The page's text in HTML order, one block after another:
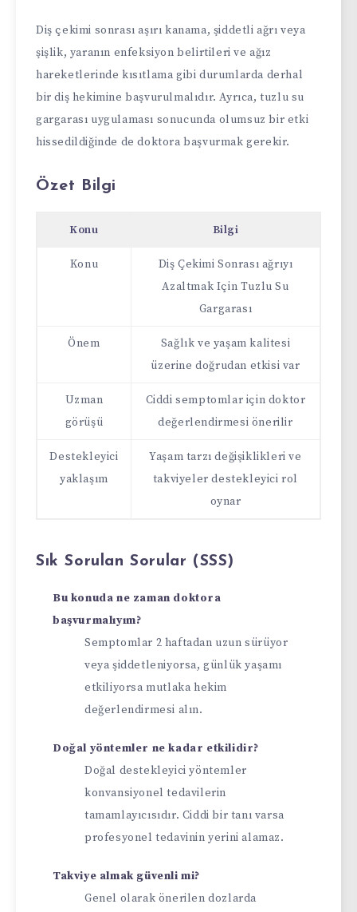
Diş çekimi sonrası aşırı kanama, şiddetli ağrı veya
şişlik, yaranın enfeksiyon belirtileri ve ağız
hareketlerinde kısıtlama gibi durumlarda derhal
bir diş hekimine başvurulmalıdır. Ayrıca, tuzlu su
gargarası uygulaması sonucunda olumsuz bir etki
hissedildiğinde de doktora başvurmak gerekir.
Özet Bilgi
Konu Bilgi
Konu
Diş Çekimi Sonrası ağrıyı
Azaltmak Için Tuzlu Su
Gargarası
Önem
Sağlık ve yaşam kalitesi
üzerine doğrudan etkisi var
Uzman
görüşü
Ciddi semptomlar için doktor
değerlendirmesi önerilir
Destekleyici
yaklaşım
Yaşam tarzı değişiklikleri ve
takviyeler destekleyici rol
oynar
Sık Sorulan Sorular (SSS)
Bu konuda ne zaman doktora
başvurmalıyım?
Semptomlar 2 haftadan uzun sürüyor
veya şiddetleniyorsa, günlük yaşamı
etkiliyorsa mutlaka hekim
değerlendirmesi alın.
Doğal yöntemler ne kadar etkilidir?
Doğal destekleyici yöntemler
konvansiyonel tedavilerin
tamamlayıcısıdır. Ciddi bir tanı varsa
profesyonel tedavinin yerini alamaz.
Takviye almak güvenli mi?
Genel olarak önerilen dozlarda